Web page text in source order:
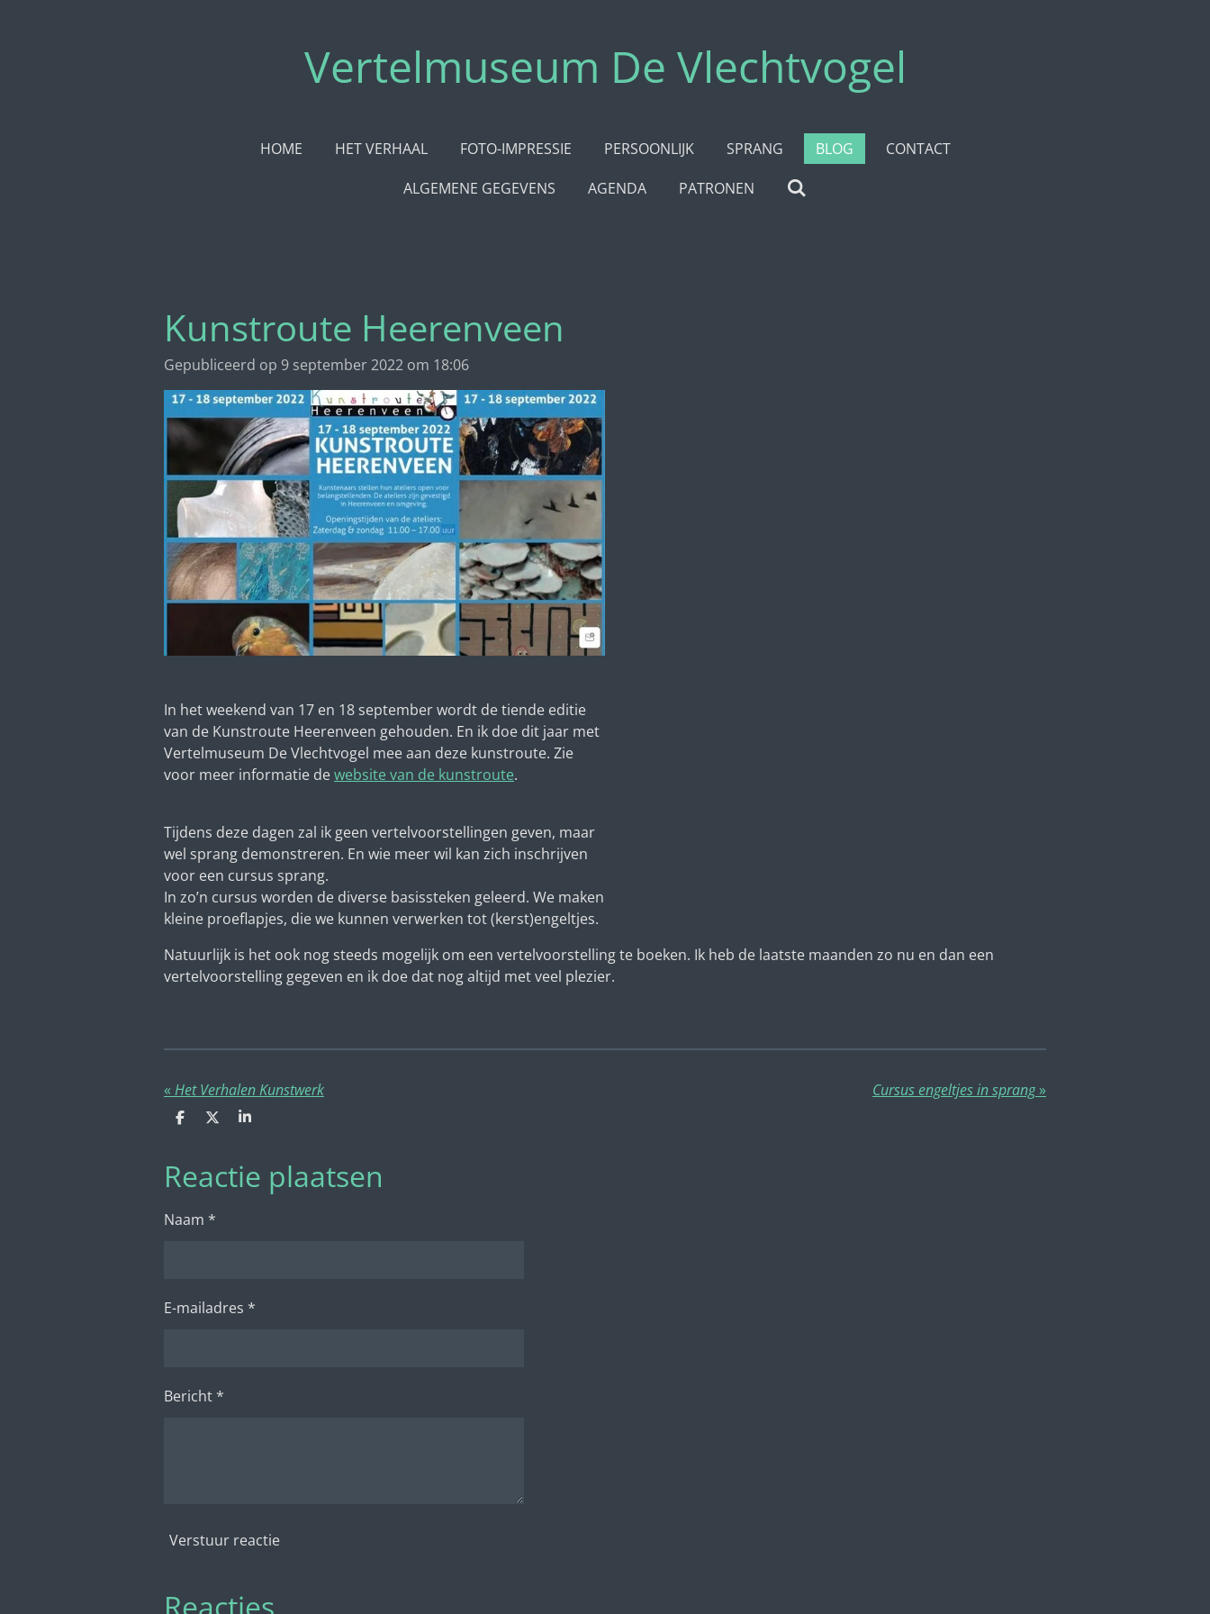
Vertelmuseum De Vlechtvogel
HOME HET VERHAAL FOTO-IMPRESSIE PERSOONLIJK SPRANG BLOG
CONTACT
ALGEMENE GEGEVENS
AGENDA PATRONEN
Kunstroute Heerenveen
Gepubliceerd op 9 september 2022 om 18:06
In het weekend van 17 en 18 september wordt de tiende editie
van de Kunstroute Heerenveen gehouden. En ik doe dit jaar met
Vertelmuseum De Vlechtvogel mee aan deze kunstroute. Zie
voor meer informatie dewebsite van de kunstroute.
Tijdens deze dagen zal ik geen vertelvoorstellingen geven, maar
wel sprang demonstreren. En wie meer wil kan zich inschrijven
voor een cursus sprang.
In zo’n cursus worden de diverse basissteken geleerd. We maken
kleine proeflapjes, die we kunnen verwerken tot (kerst)engeltjes.
Natuurlijk is het ook nog steeds mogelijk om een vertelvoorstelling te boeken. Ik heb de laatste maanden zo nu en dan een
vertelvoorstelling gegeven en ik doe dat nog altijd met veel plezier.
« Het Verhalen Kunstwerk Cursus engeltjes in sprang »
D
e
n
D
S
e
Reactie plaatsen
Naam *
E-mailadres *
Bericht *
Verstuur reactie
Reacties